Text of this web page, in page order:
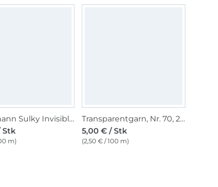
Gütermann Sulky Invisible Nähfaden, schwarz (1005), 200 m
Stk
m)
Transparentgarn, Nr. 70, 200 m, weiss
5,00 € / Stk
(2,50 € / 100 m)